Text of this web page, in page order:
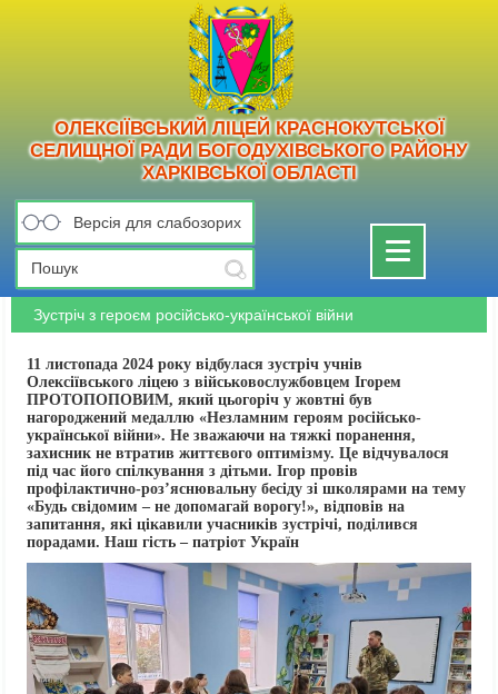
ОЛЕКСІЇВСЬКИЙ ЛІЦЕЙ КРАСНОКУТСЬКОЇ
СЕЛИЩНОЇ РАДИ БОГОДУХІВСЬКОГО РАЙОНУ
ХАРКІВСЬКОЇ ОБЛАСТІ
Версія для слабозорих
Toggle
navigation
Зустріч з героєм російсько-української війни
11 листопада 2024 року відбулася зустріч учнів
Олексіївського ліцею з військовослужбовцем Ігорем
ПРОТОПОПОВИМ, який цьогоріч у жовтні був
нагороджений медаллю «Незламним героям російсько-
української війни». Не зважаючи на тяжкі поранення,
захисник не втратив життєвого оптимізму. Це відчувалося
під час його спілкування з дітьми. Ігор провів
профілактично-роз’яснювальну бесіду зі школярами на тему
«Будь свідомим – не допомагай ворогу!», відповів на
запитання, які цікавили учасників зустрічі, поділився
порадами. Наш гість – патріот Україн